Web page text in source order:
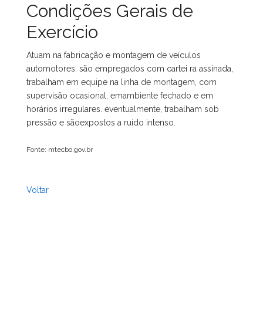
Condições Gerais de
Exercício
Atuam na fabricação e montagem de veículos
automotores. são empregados com cartei ra assinada,
trabalham em equipe na linha de montagem, com
supervisão ocasional, emambiente fechado e em
horários irregulares. eventualmente, trabalham sob
pressão e sãoexpostos a ruído intenso.
Fonte: mtecbo.gov.br
Voltar